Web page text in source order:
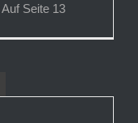
Seite 13